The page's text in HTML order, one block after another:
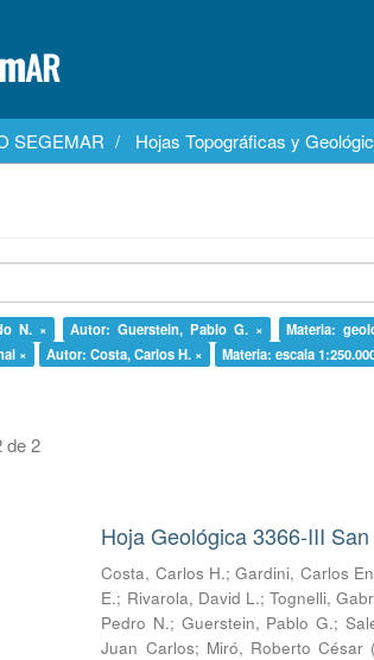
SEGEMAR Hojas Topográficas y
N. × Autor: Guerstein, Pablo G. × Materia:
×
Autor: Costa, Carlos H. × Materia: escala
de 2
Hoja Geológica 3366-III
Costa, Carlos H.;Gardini, Carlos
E.; Rivarola, David L.; Tognelli,
Pedro N.; Guerstein, Pablo G.;
Juan Carlos; Miró, Roberto César